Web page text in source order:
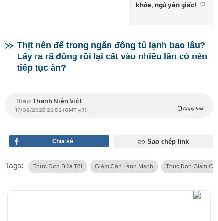
khỏe, ngủ yên giấc!
Thịt nên để trong ngăn đông tủ lạnh bao lâu?
Lấy ra rã đông rồi lại cất vào nhiều lần có nên
tiếp tục ăn?
Theo Thanh Niên Việt
17/09/2025 22:52 (GMT +7) Copy link
Chia sẻ Sao chép link
Tags: Thực Đơn Bữa Tối Giảm Cân Lành Mạnh Thuc Don Giam